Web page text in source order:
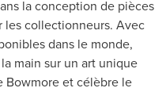
la conception de pièces
collectionneurs. Avec
dans le monde,
main sur un art unique
Bowmore et célèbre le